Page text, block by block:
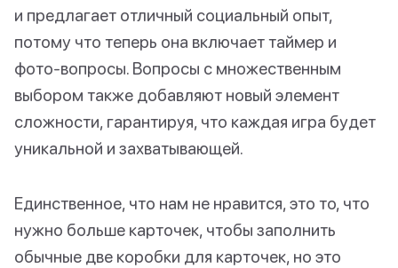
и предлагает отличный социальный опыт,
потому что теперь она включает таймер и
фото-вопросы. Вопросы с множественным
выбором также добавляют новый элемент
сложности, гарантируя, что каждая игра будет
уникальной и захватывающей.
Единственное, что нам не нравится, это то, что
нужно больше карточек, чтобы заполнить
обычные две коробки для карточек, но это